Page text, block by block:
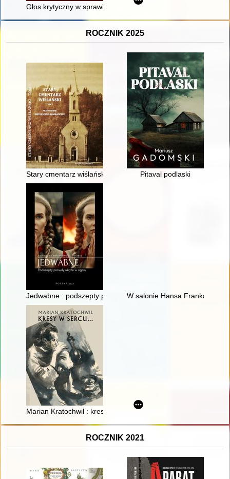
Głos krytyczny w sprawie książki Tomasza Glinieckiego
ROCZNIK 2025
Stary cmentarz wiślański. T. 1, Pitaval podlaski
Jedwabne : podszepty prawdy ukryte w ogniu
W salonie Hansa Franka :
Marian Kratochwil : kresy w sercu... : katalog wystawy
ROCZNIK 2021